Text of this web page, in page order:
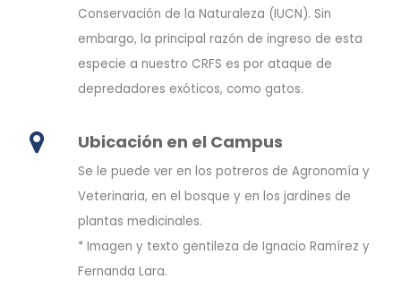
Conservación de la Naturaleza (IUCN). Sin
embargo, la principal razón de ingreso de esta
especie a nuestro CRFS es por ataque de
depredadores exóticos, como gatos.
Ubicación en el Campus
Se le puede ver en los potreros de Agronomía y
Veterinaria, en el bosque y en los jardines de
plantas medicinales.
* Imagen y texto gentileza de Ignacio Ramírez y
Fernanda Lara.